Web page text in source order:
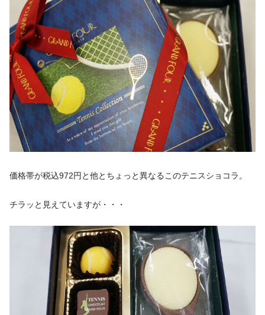
価格帯が税込972円 と他とちょっと異なるこのテニスショコラ。
チラッと見えていますが・・・